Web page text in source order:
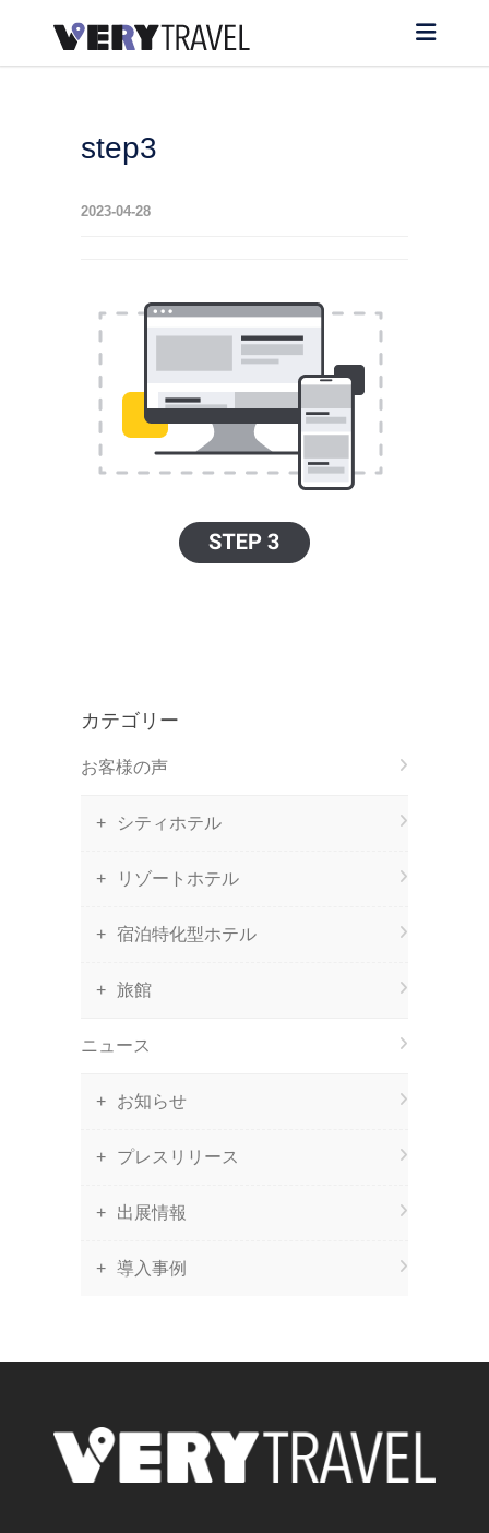
step3
2023-04-28
カテゴリー
お客様の声
シティホテル
リゾートホテル
宿泊特化型ホテル
旅館
ニュース
お知らせ
プレスリリース
出展情報
導入事例